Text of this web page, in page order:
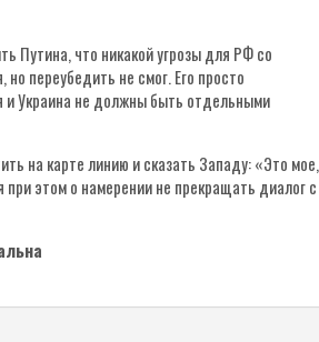
Путина, что никакой угрозы для РФ со
переубедить не смог. Его просто
и Украина не должны быть отдельными
на карте линию и сказать Западу: «Это мое,
этом о намерении не прекращать диалог с